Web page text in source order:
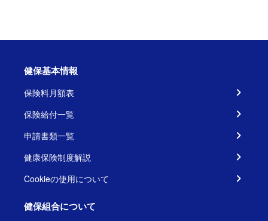
健保基本情報
保険料月額表
保険給付一覧
申請書類一覧
健康保険制度解説
Cookieの使用について
健保組合について